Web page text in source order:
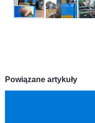
Powiązane artykuły